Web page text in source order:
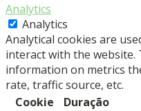
Analytics
Analytics
Analytical cookies are
interact with the website.
information on metrics
rate, traffic source, etc.
Cookie
Duração